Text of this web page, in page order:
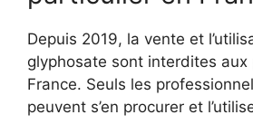
Depuis 2019, la vente et
glyphosate sont interdites aux
France. Seuls les
peuvent s’en procurer et